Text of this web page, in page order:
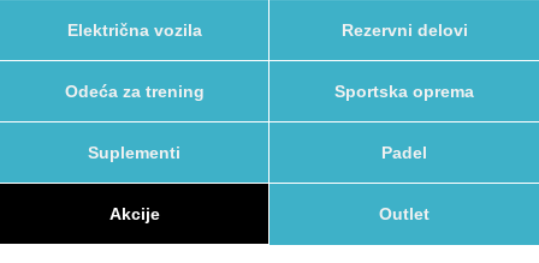
Električna vozila Rezervni delovi
Odeća za trening Sportska oprema
Suplementi Padel
Akcije Outlet